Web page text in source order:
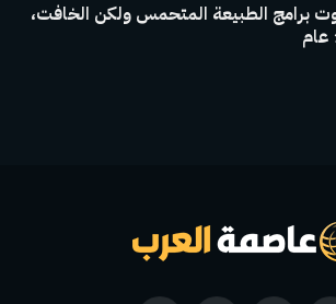
برامج الطبيعة المتحمس ولكن الخافت،